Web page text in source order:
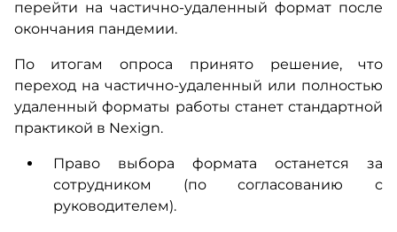
перейти на частично-удаленный формат после
окончания пандемии.
По итогам опроса принято решение, что
переход на частично-удаленный или полностью
удаленный форматы работы станет стандартной
практикой в Nexign.
Право выбора формата останется за
сотрудником (по согласованию с
руководителем).